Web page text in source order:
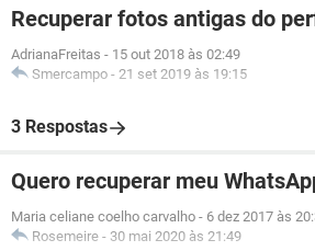
Recuperar fotos antigas do
AdrianaFreitas - 15 out 2018 às 02:49
Smercampo - 21 set 2019 às 19:15
3 Respostas
Quero recuperar meu
Maria celiane coelho carvalho - 6 dez 2017 às
Rosemeire - 30 mai 2020 às 21:49